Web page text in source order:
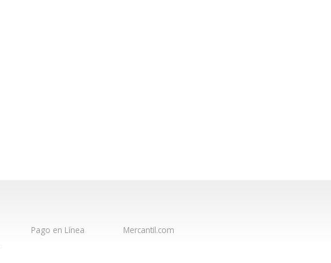
Pago en Línea Mercantil.com